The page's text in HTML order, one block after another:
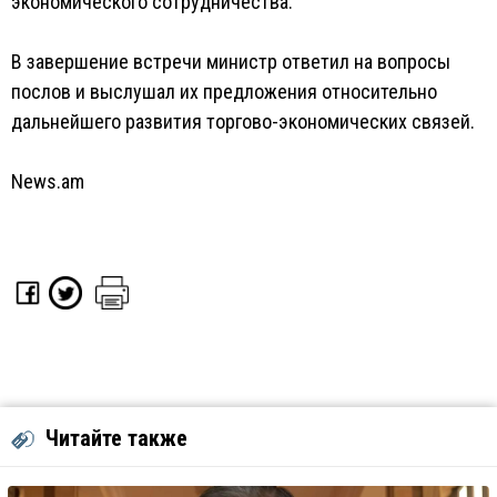
В завершение встречи министр ответил на вопросы
послов и выслушал их предложения относительно
дальнейшего развития торгово-экономических связей.
News.am
Читайте также